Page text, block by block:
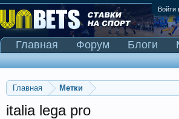
Войти
Главная Метки
italia lega pro
Главная Форум Блоги
Сканер Pinnacle